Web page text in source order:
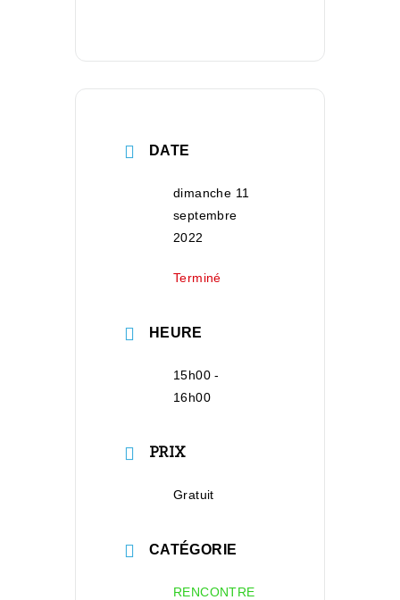
DATE
dimanche 11
septembre
2022
Terminé
HEURE
15h00 -
16h00
PRIX
Gratuit
CATÉGORIE
RENCONTRE